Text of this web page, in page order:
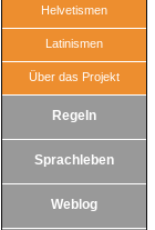
Helvetismen
Latinismen
Über das Projekt
Regeln
Sprachleben
Weblog